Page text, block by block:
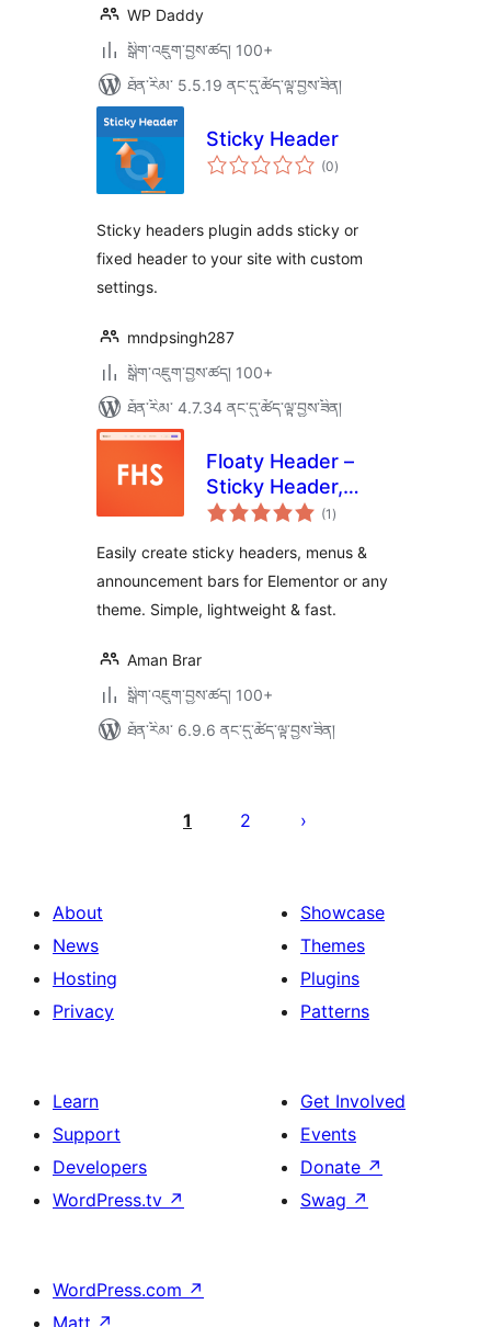
WP Daddy
སྒྲིག་འཇུག་བྱས་ཚད། 100+
ཐོན་རིམ་ 5.5.19 ནང་དུ་ཚོད་ལྟ་བྱས་ཟིན།
Sticky Header
(0གདེང་
འཇོག་
)
Sticky headers plugin adds sticky or
fixed header to your site with custom
settings.
mndpsingh287
སྒྲིག་འཇུག་བྱས་ཚད། 100+
ཐོན་རིམ་ 4.7.34 ནང་དུ་ཚོད་ལྟ་བྱས་ཟིན།
Floaty Header –
Sticky Header,
Floating Bar &
(1 གདེང་
འཇོག་
ཚང་།
)
Easily create sticky headers, menus &
announcement bars for Elementor or any
theme. Simple, lightweight & fast.
Aman Brar
སྒྲིག་འཇུག་བྱས་ཚད། 100+
ཐོན་རིམ་ 6.9.6 ནང་དུ་ཚོད་ལྟ་བྱས་ཟིན།
pagination
1 2
About
News
Hosting
Privacy
Showcase
Themes
Plugins
Patterns
Learn
Support
Developers
WordPress.tv ↗
Get Involved
Events
Donate ↗
Swag ↗
WordPress.com ↗
Matt ↗